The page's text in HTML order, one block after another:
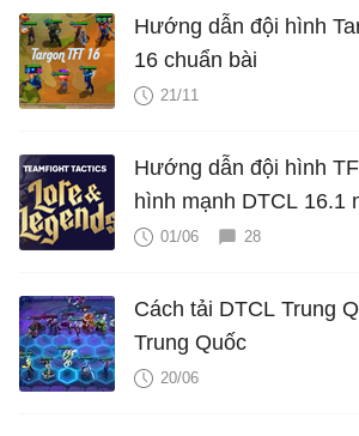
Hướng dẫn đội hình
16 chuẩn bài
21/11
Hướng dẫn đội hình
hình mạnh DTCL 16.1
01/06 28
Cách tải DTCL Trung
Trung Quốc
20/06